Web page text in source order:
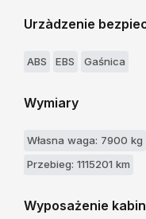
Urzàdzenie
ABS EBS Gaśnica
Wymiary
Własna waga: 7900 kg
Przebieg: 1115201 km
Wyposażenie